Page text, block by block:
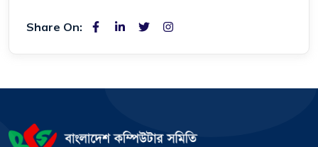
Share On: